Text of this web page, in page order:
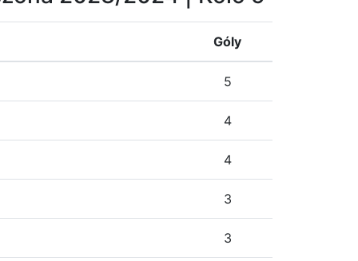
Góly
5
4
4
3
3